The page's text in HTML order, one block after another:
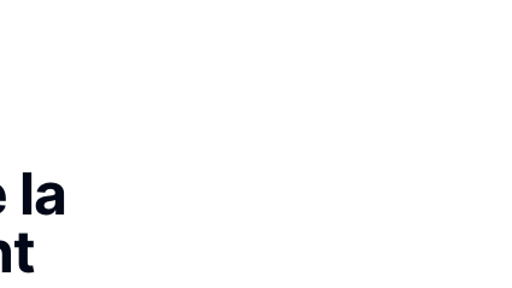
la